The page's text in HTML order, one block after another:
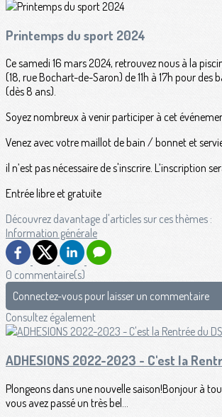
Printemps du sport 2024
Ce samedi 16 mars 2024, retrouvez nous à la
(18, rue Bochart-de-Saron) de 11h à 17h pour des
(dès 8 ans).
Soyez nombreux à venir participer à cet
Venez avec votre maillot de bain / bonnet et
il n’est pas nécessaire de s'inscrire. L’inscription
Entrée libre et gratuite
Découvrez davantage d'articles sur ces thèmes :
Information générale
0 commentaire(s)
Connectez-vous pour laisser un commentaire
Consultez également
ADHESIONS 2022-2023 - C'est la
Plongeons dans une nouvelle saison!Bonjour à
vous avez passé un très bel...